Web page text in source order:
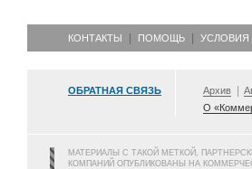
КОНТАКТЫ ПОМОЩЬ УСЛОВИЯ
ОБРАТНАЯ СВЯЗЬ Архив
О
МАТЕРИАЛЫ С ТАКОЙ МЕТКОЙ,
КОМПАНИЙ ОПУБЛИКОВАНЫ НА